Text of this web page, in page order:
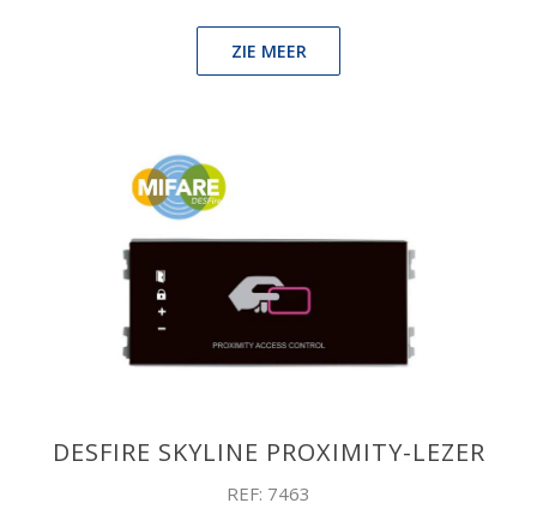
ZIE MEER
DESFIRE SKYLINE PROXIMITY-LEZER
REF: 7463